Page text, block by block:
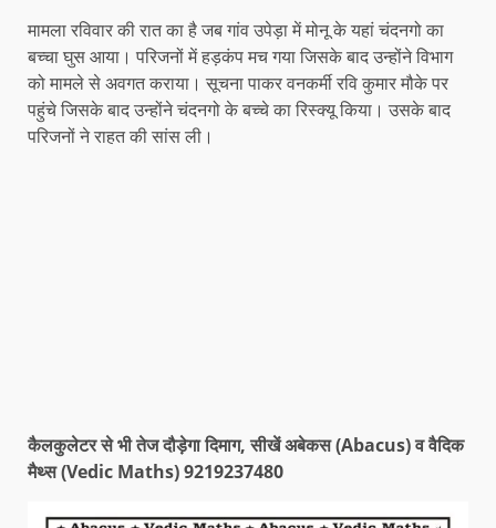
मामला रविवार की रात का है जब गांव उपेड़ा में मोनू के यहां चंदनगो का
बच्चा घुस आया। परिजनों में हड़कंप मच गया जिसके बाद उन्होंने विभाग
को मामले से अवगत कराया। सूचना पाकर वनकर्मी रवि कुमार मौके पर
पहुंचे जिसके बाद उन्होंने चंदनगो के बच्चे का रिस्क्यू किया। उसके बाद
परिजनों ने राहत की सांस ली।
कैलकुलेटर से भी तेज दौड़ेगा दिमाग, सीखें अबेकस (Abacus) व वैदिक
मैथ्स (Vedic Maths) 9219237480